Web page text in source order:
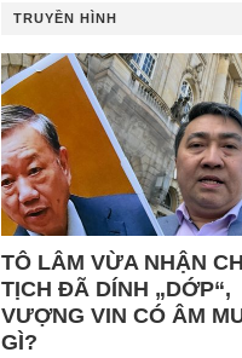
TRUYỀN HÌNH
TÔ LÂM VỪA NHẬN
TỊCH ĐÃ DÍNH „DỚP“,
VƯỢNG VIN CÓ ÂM
GÌ?